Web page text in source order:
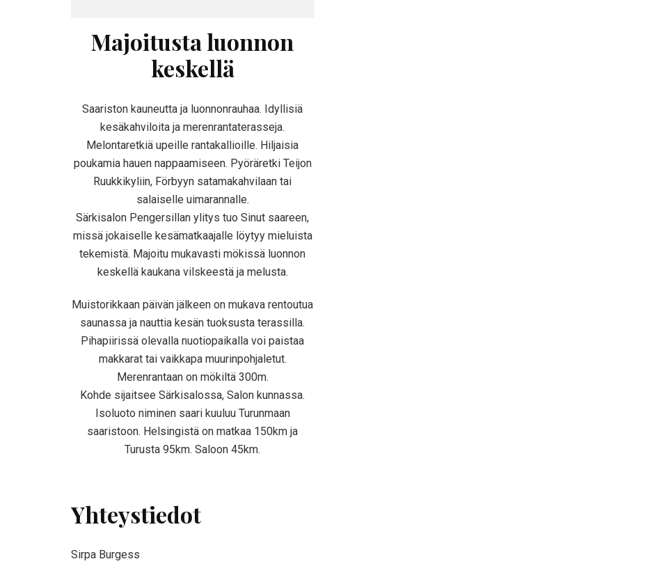
Majoitusta luonnon
keskellä
Saariston kauneutta ja luonnonrauhaa. Idyllisiä
kesäkahviloita ja merenrantaterasseja.
Melontaretkiä upeille rantakallioille. Hiljaisia
poukamia hauen nappaamiseen. Pyöräretki Teijon
Ruukkikyliin, Förbyyn satamakahvilaan tai
salaiselle uimarannalle.
Särkisalon Pengersillan ylitys tuo Sinut saareen,
missä jokaiselle kesämatkaajalle löytyy mieluista
tekemistä. Majoitu mukavasti mökissä luonnon
keskellä kaukana vilskeestä ja melusta.
Muistorikkaan päivän jälkeen on mukava rentoutua
saunassa ja nauttia kesän tuoksusta terassilla.
Pihapiirissä olevalla nuotiopaikalla voi paistaa
makkarat tai vaikkapa muurinpohjaletut.
Merenrantaan on mökiltä 300m.
Kohde sijaitsee Särkisalossa, Salon kunnassa.
Isoluoto niminen saari kuuluu Turunmaan
saaristoon. Helsingistä on matkaa 150km ja
Turusta 95km. Saloon 45km.
Yhteystiedot
Sirpa Burgess